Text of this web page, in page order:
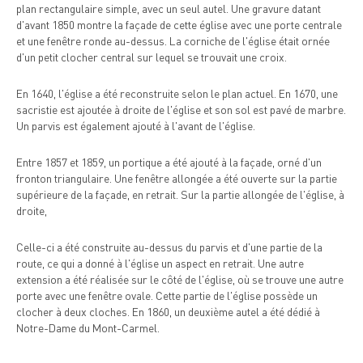
plan rectangulaire simple, avec un seul autel. Une gravure datant
d'avant 1850 montre la façade de cette église avec une porte centrale
et une fenêtre ronde au-dessus. La corniche de l'église était ornée
d'un petit clocher central sur lequel se trouvait une croix.
En 1640, l'église a été reconstruite selon le plan actuel. En 1670, une
sacristie est ajoutée à droite de l'église et son sol est pavé de marbre.
Un parvis est également ajouté à l'avant de l'église.
Entre 1857 et 1859, un portique a été ajouté à la façade, orné d'un
fronton triangulaire. Une fenêtre allongée a été ouverte sur la partie
supérieure de la façade, en retrait. Sur la partie allongée de l'église, à
droite,
Celle-ci a été construite au-dessus du parvis et d'une partie de la
route, ce qui a donné à l'église un aspect en retrait. Une autre
extension a été réalisée sur le côté de l'église, où se trouve une autre
porte avec une fenêtre ovale. Cette partie de l'église possède un
clocher à deux cloches. En 1860, un deuxième autel a été dédié à
Notre-Dame du Mont-Carmel.